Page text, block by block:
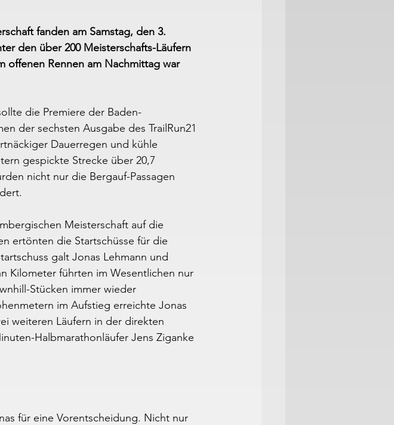
fanden am Samstag, den 3.
den über 200 Meisterschafts-Läufern
offenen Rennen am Nachmittag war
die Premiere der Baden-
der sechsten Ausgabe des TrailRun21
Dauerregen und kühle
gespickte Strecke über 20,7
nicht nur die Bergauf-Passagen
Meisterschaft auf die
ertönten die Startschüsse für die
galt Jonas Lehmann und
Kilometer führten im Wesentlichen nur
Stücken immer wieder
im Aufstieg erreichte Jonas
weiteren Läufern in der direkten
Halbmarathonläufer Jens Ziganke
für eine Vorentscheidung. Nicht nur